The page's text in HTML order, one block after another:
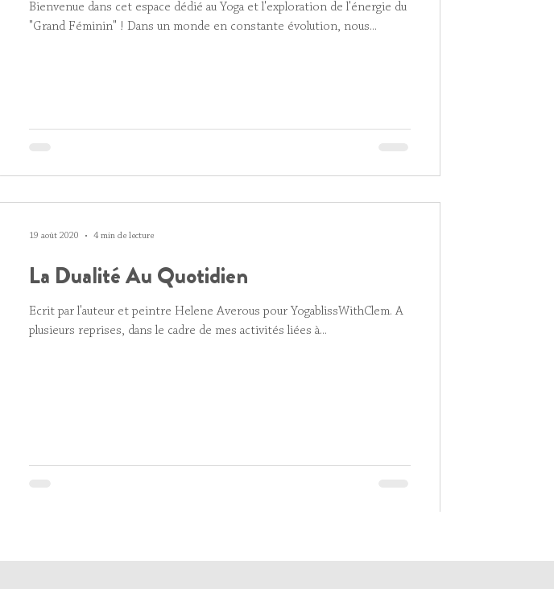
Bienvenue dans cet espace dédié au Yoga et l'exploration de l'énergie du
"Grand Féminin" ! Dans un monde en constante évolution, nous...
La Dualité Au Quotidien
Ecrit par l'auteur et peintre Helene Averous pour YogablissWithClem. A
plusieurs reprises, dans le cadre de mes activités liées à...
19 août 2020 4 min de lecture